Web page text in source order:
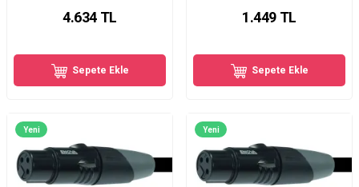
4.634 TL
Sepete Ekle
1.449 TL
Sepete Ekle
Yeni Yeni